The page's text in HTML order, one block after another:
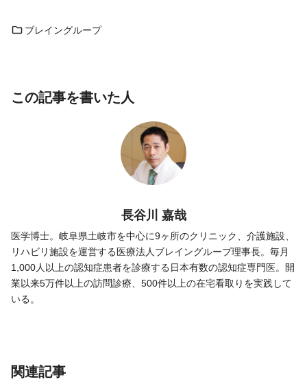
ブレイングループ
この記事を書いた人
長谷川 嘉哉
医学博士。岐阜県土岐市を中心に9ヶ所のクリニック、介護施設、
リハビリ施設を運営する医療法人ブレイングループ理事長。毎月
1,000人以上の認知症患者を診療する日本有数の認知症専門医。開
業以来5万件以上の訪問診療、500件以上の在宅看取りを実践して
いる。
関連記事